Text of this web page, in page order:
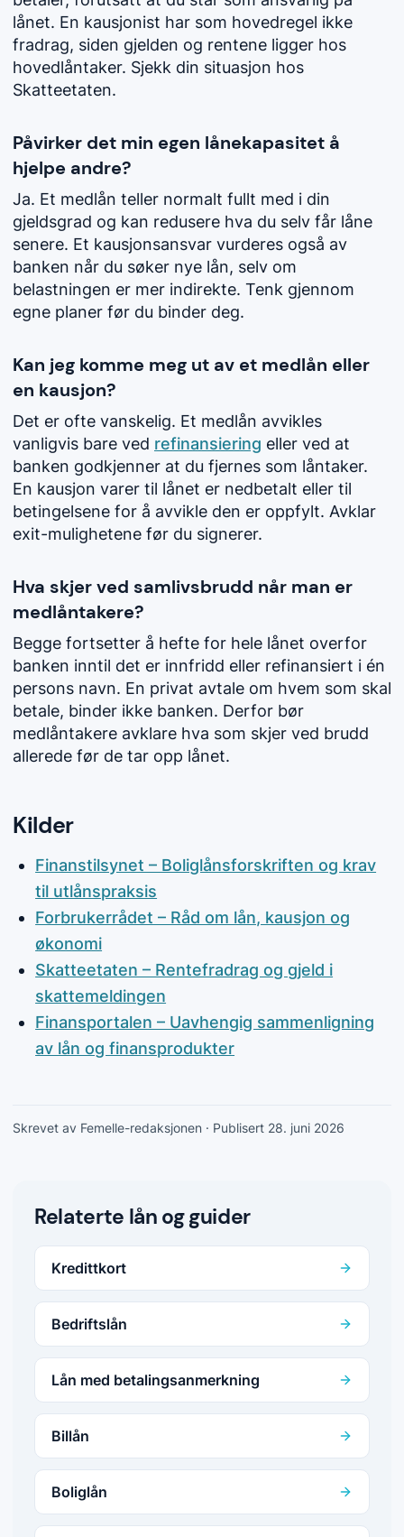
lånet. En kausjonist har som hovedregel ikke
fradrag, siden gjelden og rentene ligger hos
hovedlåntaker. Sjekk din situasjon hos
Skatteetaten.
Påvirker det min egen lånekapasitet å
hjelpe andre?
Ja. Et medlån teller normalt fullt med i din
gjeldsgrad og kan redusere hva du selv får låne
senere. Et kausjonsansvar vurderes også av
banken når du søker nye lån, selv om
belastningen er mer indirekte. Tenk gjennom
egne planer før du binder deg.
Kan jeg komme meg ut av et medlån eller
en kausjon?
Det er ofte vanskelig. Et medlån avvikles
vanligvis bare ved refinansiering eller ved at
banken godkjenner at du fjernes som låntaker.
En kausjon varer til lånet er nedbetalt eller til
betingelsene for å avvikle den er oppfylt. Avklar
exit-mulighetene før du signerer.
Hva skjer ved samlivsbrudd når man er
medlåntakere?
Begge fortsetter å hefte for hele lånet overfor
banken inntil det er innfridd eller refinansiert i én
persons navn. En privat avtale om hvem som skal
betale, binder ikke banken. Derfor bør
medlåntakere avklare hva som skjer ved brudd
allerede før de tar opp lånet.
Kilder
Finanstilsynet – Boliglånsforskriften og krav
til utlånspraksis
Forbrukerrådet – Råd om lån, kausjon og
økonomi
Skatteetaten – Rentefradrag og gjeld i
skattemeldingen
Finansportalen – Uavhengig sammenligning
av lån og finansprodukter
Skrevet av Femelle-redaksjonen · Publisert 28. juni 2026
Relaterte lån og guider
Kredittkort
Bedriftslån
Lån med betalingsanmerkning
Billån
Boliglån